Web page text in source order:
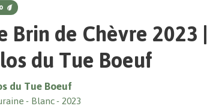
Brin de Chèvre 2023 |
du Tue Boeuf
du Tue Boeuf
Blanc 2023